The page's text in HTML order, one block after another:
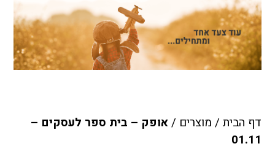
דף הבית / מוצרים /אופק – בית ספר לעסקים –
01.11